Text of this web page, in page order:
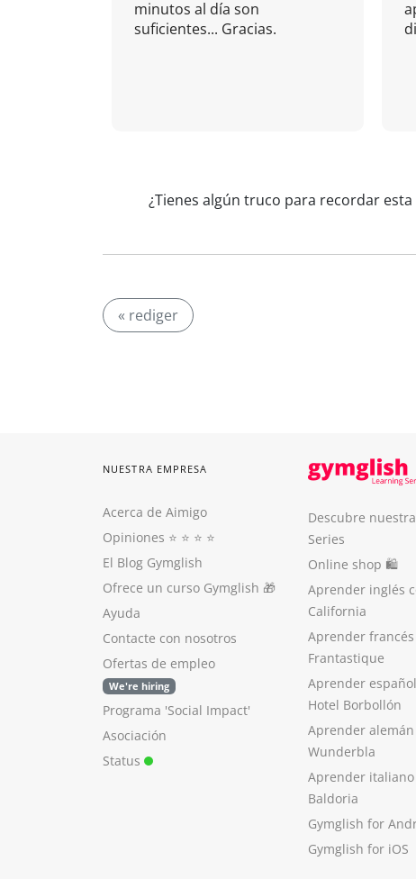
minutos al día son
suficientes... Gracias.
¿Tienes algún truco para recordar
« rediger
NUESTRA EMPRESA
Acerca de Aimigo
Opiniones ⭐️ ⭐️ ⭐️ ⭐️
El Blog Gymglish
Ofrece un curso Gymglish 🎁
Ayuda
Contacte con nosotros
Ofertas de empleo
We're hiring
Programa 'Social Impact'
Asociación
Status
Descubre
Series
Online shop 🛍
Aprender inglés
California
Aprender francés
Frantastique
Aprender
Hotel Borbollón
Aprender alemán
Wunderbla
Aprender italiano
Baldoria
Gymglish for
Gymglish for iOS